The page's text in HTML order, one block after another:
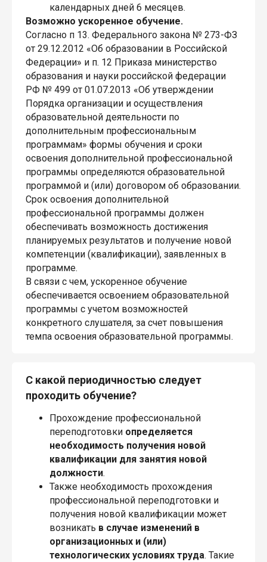
календарных дней 6 месяцев.
Возможно ускоренное обучение.
Согласно п 13. Федерального закона № 273-ФЗ
от 29.12.2012 «Об образовании в Российской
Федерации» и п. 12 Приказа министерство
образования и науки российской федерации
РФ № 499 от 01.07.2013 «Об утверждении
Порядка организации и осуществления
образовательной деятельности по
дополнительным профессиональным
программам» формы обучения и сроки
освоения дополнительной профессиональной
программы определяются образовательной
программой и (или) договором об образовании.
Срок освоения дополнительной
профессиональной программы должен
обеспечивать возможность достижения
планируемых результатов и получение новой
компетенции (квалификации), заявленных в
программе.
В связи с чем, ускоренное обучение
обеспечивается освоением образовательной
программы с учетом возможностей
конкретного слушателя, за счет повышения
темпа освоения образовательной программы.
С какой периодичностью следует
проходить обучение?
Прохождение профессиональной
переподготовки определяется
необходимость получения новой
квалификации для занятия новой
должности.
Также необходимость прохождения
профессиональной переподготовки и
получения новой квалификации может
возникать в случае изменений в
организационных и (или)
технологических условиях труда. Такие